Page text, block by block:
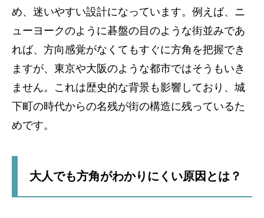
め、迷いやすい設計になっています。例えば、ニ
ューヨークのように碁盤の目のような街並みであ
れば、方向感覚がなくてもすぐに方角を把握でき
ますが、東京や大阪のような都市ではそうもいき
ません。これは歴史的な背景も影響しており、城
下町の時代からの名残が街の構造に残っているた
めです。
大人でも方角がわかりにくい原因とは？